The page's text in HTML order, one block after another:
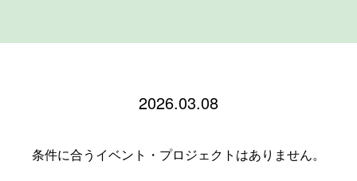
2026.03.08
条件に合うイベント・プロジェクトはありません。